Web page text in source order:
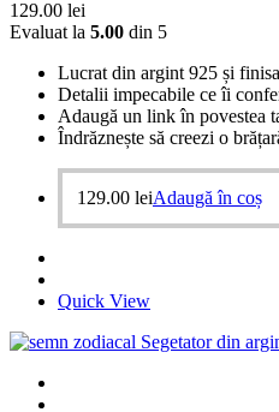
129.00 lei
Evaluat la 5.00 din 5
Lucrat din argint 925 și
Detalii impecabile ce îi
Adaugă un link în povestea
Îndrăznește să creezi o
129.00 leiAdaugă în coș
Quick View